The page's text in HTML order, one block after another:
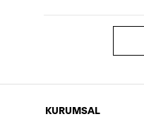
KURUMSAL